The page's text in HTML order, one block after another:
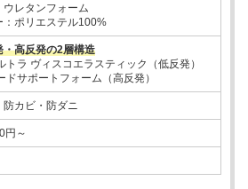
ウレタンフォーム
：ポリエステル100%
・高反発の2層構造
ラ ヴィスコエラスティック（低反発）
サポートフォーム（高反発）
防カビ・防ダニ
円～